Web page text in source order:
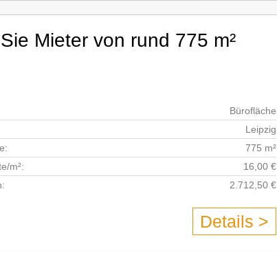
Mieter von rund 775 m²
Bürofläche
Leipzig
775 m²
m²:
16,00 €
2.712,50 €
Details >